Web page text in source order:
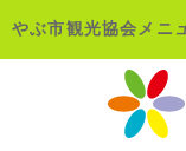
やぶ市観光協会メニ